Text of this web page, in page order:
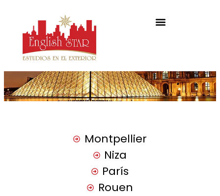
Montpellier
Niza
París
Rouen